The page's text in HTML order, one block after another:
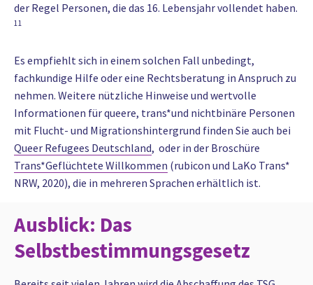
der Regel Personen, die das 16. Lebensjahr vollendet haben.
11
Es empfiehlt sich in einem solchen Fall unbedingt,
fachkundige Hilfe oder eine Rechtsberatung in Anspruch zu
nehmen. Weitere nützliche Hinweise und wertvolle
Informationen für queere, trans*und nichtbinäre Personen
mit Flucht- und Migrationshintergrund finden Sie auch bei
Queer Refugees Deutschland, oder in der Broschüre
Trans*Geflüchtete Willkommen (rubicon und LaKo Trans*
NRW, 2020), die in mehreren Sprachen erhältlich ist.
Ausblick: Das
Selbstbestimmungsgesetz